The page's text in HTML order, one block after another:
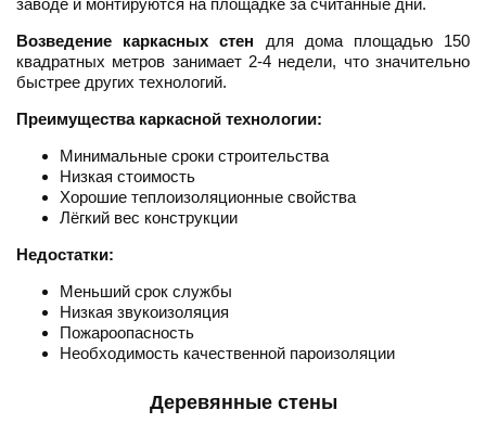
заводе и монтируются на площадке за считанные дни.
Возведение каркасных стен для дома площадью 150
квадратных метров занимает 2-4 недели, что значительно
быстрее других технологий.
Преимущества каркасной технологии:
Минимальные сроки строительства
Низкая стоимость
Хорошие теплоизоляционные свойства
Лёгкий вес конструкции
Недостатки:
Меньший срок службы
Низкая звукоизоляция
Пожароопасность
Необходимость качественной пароизоляции
Деревянные стены